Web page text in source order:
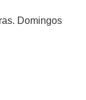
Domingos